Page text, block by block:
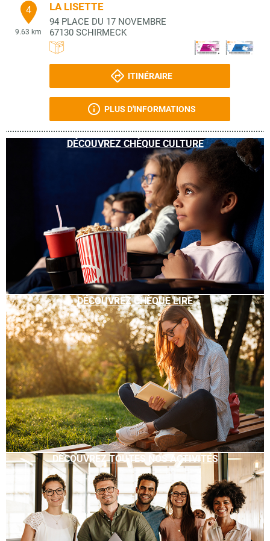
4
9.63 km
LA LISETTE
94 PLACE DU 17 NOVEMBRE
67130 SCHIRMECK
ITINÉRAIRE
PLUS D'INFORMATIONS
DÉCOUVREZ CHÈQUE CULTURE
DÉCOUVREZ CHÈQUE LIRE
DÉCOUVREZ TOUTES NOS ACTIVITÉS